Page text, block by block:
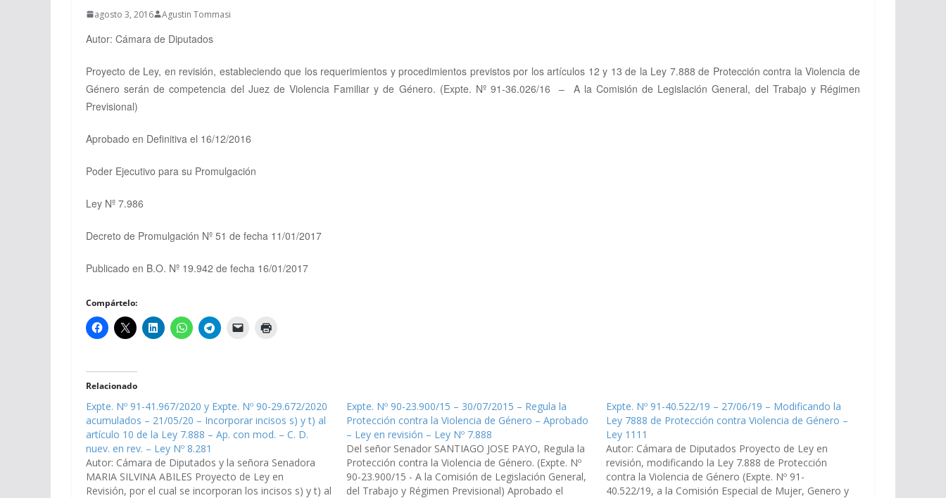
agosto 3, 2016 Agustin Tommasi
Autor: Cámara de Diputados
Proyecto de Ley, en revisión, estableciendo que losrequerimientos y procedimientos previstos por los artículos 12 y 13 de la Ley 7.888 de Protección contra la Violencia de
Género serán de competencia del Juez de Violencia Familiar y de Género. (Expte. Nº 91-36.026/16 – A la Comisión de Legislación General, del Trabajo y Régimen
Previsional)
Aprobado en Definitiva el 16/12/2016
Poder Ejecutivo para su Promulgación
Ley Nº 7.986
Decreto de Promulgación Nº 51 de fecha 11/01/2017
Publicado en B.O. Nº 19.942 de fecha 16/01/2017
Compártelo:
Relacionado
Expte. Nº 91-41.967/2020 y Expte. Nº 90-29.672/2020
acumulados – 21/05/20 – Incorporar incisos s) y t) al
artículo 10 de la Ley 7.888 – Ap. con mod. – C. D.
nuev. en rev. – Ley Nº 8.281
Autor: Cámara de Diputados y la señora Senadora
MARIA SILVINA ABILES Proyecto de Ley en
Revisión, por el cual se incorporan los incisos s) y t) al
Expte. Nº 90-23.900/15 – 30/07/2015 – Regula la
Protección contra la Violencia de Género – Aprobado
– Ley en revisión – Ley Nº 7.888
Del señor Senador SANTIAGO JOSE PAYO, Regula la
Protección contra la Violencia de Género. (Expte. Nº
90-23.900/15 - A la Comisión de Legislación General,
del Trabajo y Régimen Previsional) Aprobado el
Expte. Nº 91-40.522/19 – 27/06/19 – Modificando la
Ley 7888 de Protección contra Violencia de Género –
Ley 1111
Autor: Cámara de Diputados Proyecto de Ley en
revisión, modificando la Ley 7.888 de Protección
contra la Violencia de Género (Expte. Nº 91-
40.522/19, a la Comisión Especial de Mujer, Genero y